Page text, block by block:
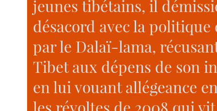
jeunes tibétains, il
désacord avec la politique
par le Dalaï-lama,
Tibet aux dépens de son
en lui vouant allégeance